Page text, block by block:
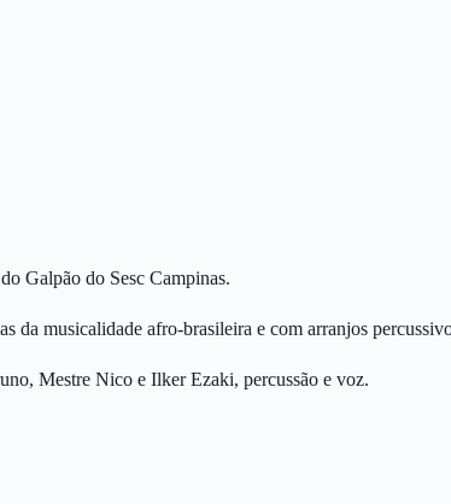
Galpão do Sesc Campinas.
musicalidade afro-brasileira e com arranjos
Mestre Nico e Ilker Ezaki, percussão e voz.